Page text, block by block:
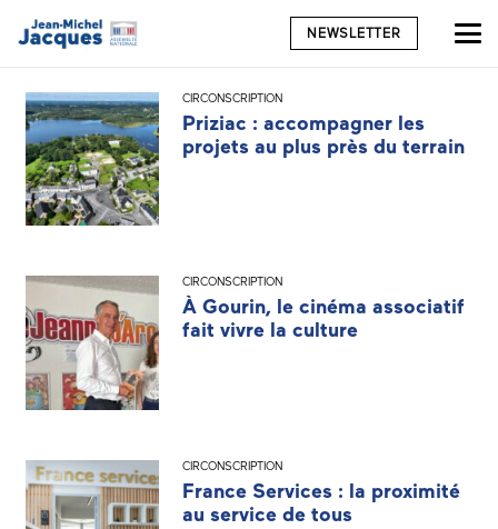
NEWSLETTER
CIRCONSCRIPTION
Priziac : accompagner les
projets au plus près du terrain
CIRCONSCRIPTION
À Gourin, le cinéma associatif
fait vivre la culture
CIRCONSCRIPTION
France Services : la proximité
au service de tous